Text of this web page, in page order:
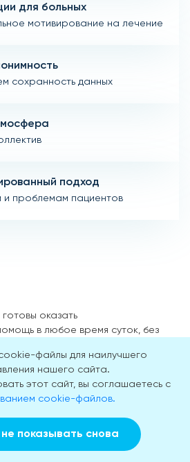
для больных
мотивирование на лечение
сохранность данных
подход
и проблемам пациентов
оказать
в любое время суток, без
файлы для наилучшего
нашего сайта.
этот сайт, вы соглашаетесь с
cookie-файлов.
показывать снова
Вызвать врача на дом